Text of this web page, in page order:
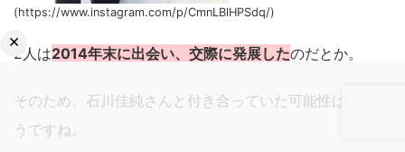
(https://www.instagram.com/p/CmnLBlHPSdq/)
2人は2014年末に出会い、交際に発展したのだとか。
そのため、石川佳純さんと付き合っていた可能性はなさそ
うですね。
×